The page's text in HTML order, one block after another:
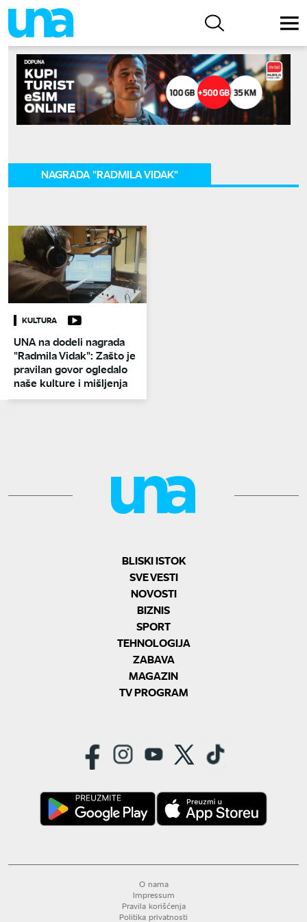
NAGRADA "RADMILA VIDAK"
KULTURA
UNA na dodeli nagrada
"Radmila Vidak": Zašto je
pravilan govor ogledalo
naše kulture i mišljenja
BLISKI ISTOK
SVE VESTI
NOVOSTI
BIZNIS
SPORT
TEHNOLOGIJA
ZABAVA
MAGAZIN
TV PROGRAM
O nama
Impressum
Pravila korišćenja
Politika privatnosti